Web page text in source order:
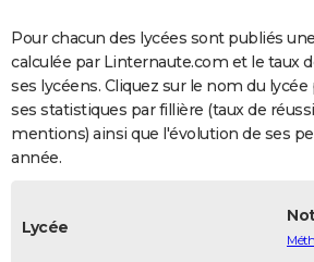
COPAINS D'AVANT
S'inscrire
Se connecter
Lycées
Collèges
Primaires
Universités
Entreprises
Service militaire
Avis de recherche
AVIS DE DÉCÈS
FORUM
Bricolage
Lifestyle
Culture
Sport
Auto
Television
Voyage
Cinema
Pour chacun des lycées sont publiés
calculée par Linternaute.com et le taux
ses lycéens. Cliquez sur le nom du
ses statistiques par fillière (taux de
mentions) ainsi que l'évolution de ses
année.
Lycée